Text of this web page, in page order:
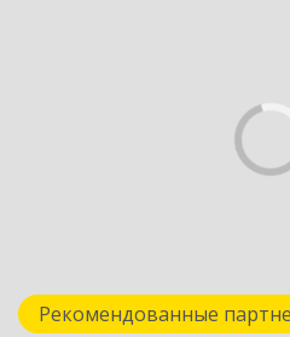
Рекомендованные